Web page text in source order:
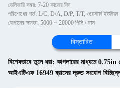
ডেলিভারি সময়: 7-20 কাজের দিন
পরিশোধের শর্ত: L/C, D/A, D/P, T/T, ওয়েস্টার্ন ইউনিয়ন
যোগানের ক্ষমতা: 5000 ~ 20000 পিসি / মাস
বিস্তারিত
বিশেষভাবে তুলে ধরা: কাপলারের মাধ্যমে 0.75in
আইএটিএফ 16949 ব্রাসের দ্রুত সংযোগ